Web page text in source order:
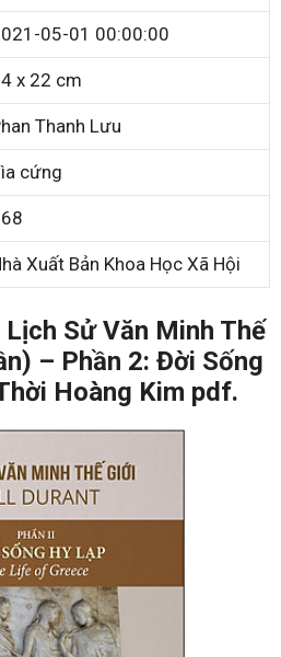
05-01 00:00:00
x 22 cm
Thanh Lưu
cứng
Xuất Bản Khoa Học Xã Hội
Sử Văn Minh Thế
– Phần 2: Đời Sống
Hoàng Kim pdf.